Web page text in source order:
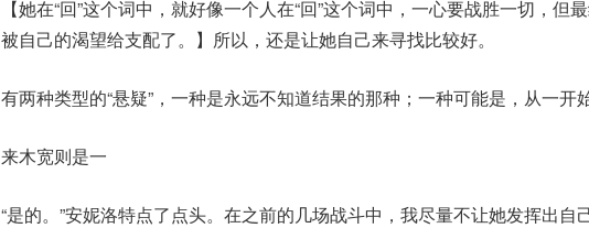
【她在“回”这个词中，就好像一个人在“回”这个词中，一心要战胜一切，但
被自己的渴望给支配了。】所以，还是让她自己来寻找比较好。
有两种类型的“悬疑”，一种是永远不知道结果的那种；一种可能是，从一开
来木宽则是一
“是的。”安妮洛特点了点头。在之前的几场战斗中，我尽量不让她发挥出自